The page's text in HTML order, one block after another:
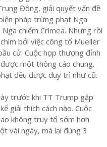
Đông, giải quyết vấn đề
pháp trừng phạt Nga
chiếm Crimea. Nhưng rồi
bởi việc công tố Mueller
cử. Cuộc họp thượng đỉnh
một thông cáo chung.
đều được duy trì như cũ.
trước khi TT Trump gặp
giải thích cách nào. Cuộc
không truy tố sớm hơn
vài ngày, mà lại đúng 3